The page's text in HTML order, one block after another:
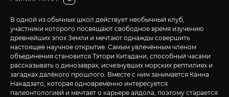
В одной из обычных школ действует необычный клуб,
участники которого посвящают свободное время изучению
древнейших эпох Земли и мечтают однажды совершить
настоящее научное открытие. Самым увлечённым членом
объединения становится Тэтори Китадани, способный часами
рассказывать о динозаврах, исчезнувших морских рептилиях и
загадках далёкого прошлого. Вместе с ним занимается Канна
Накадзато, которая одновременно интересуется
палеонтологией и мечтает о карьере айдола, поэтому старается